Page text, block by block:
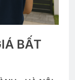
BẤT